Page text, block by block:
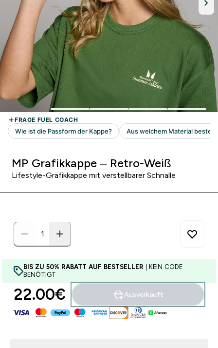
MP Grafikkappe – Retro-Weiß
Lifestyle-Grafikkappe mit verstellbarer Schnalle
BIS ZU 50% RABATT AUF BESTSELLER | KEIN CODE
BENÖTIGT
22.00€‎ Ausverkauft